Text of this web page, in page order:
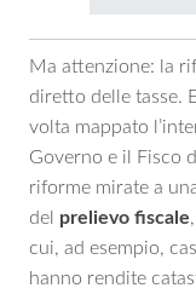
Ma attenzione: la
diretto delle tasse.
volta mappato
Governo e il Fisco
riforme mirate a
del prelievo fiscale
cui, ad esempio,
hanno rendite